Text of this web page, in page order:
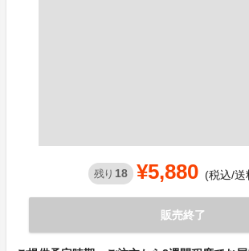
残り 18 ¥5,880 (税込/送
販売終了